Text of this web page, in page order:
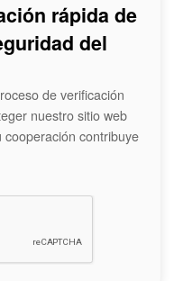
rápida de
del
de verificación
nuestro sitio web
contribuye